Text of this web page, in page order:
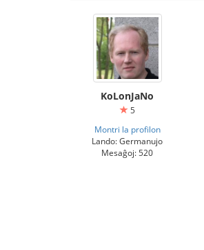
KoLonJaNo
5
Montri la profilon
Lando: Germanujo
Mesaĝoj: 520